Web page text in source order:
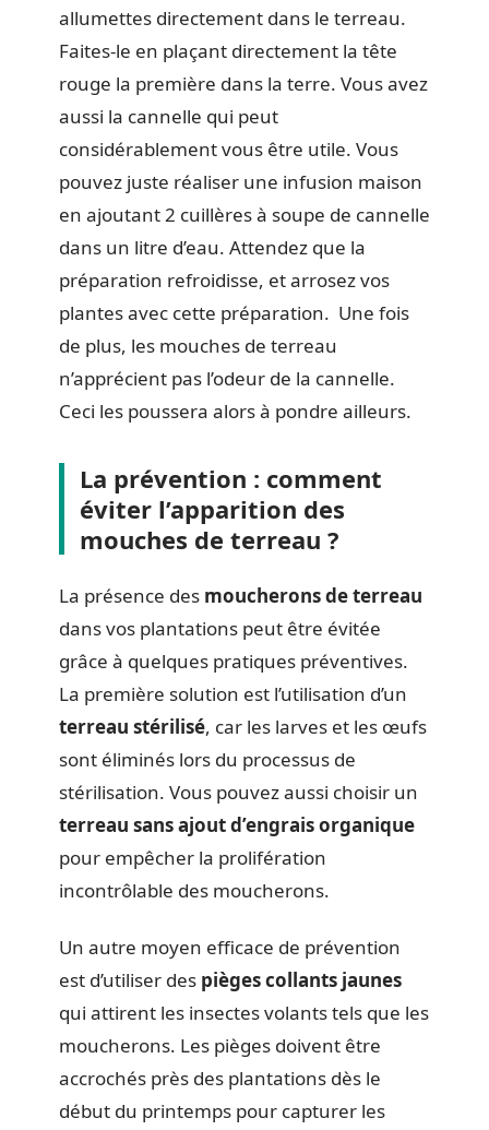
allumettes directement dans le terreau.
Faites-le en plaçant directement la tête
rouge la première dans la terre. Vous avez
aussi la cannelle qui peut
considérablement vous être utile. Vous
pouvez juste réaliser une infusion maison
en ajoutant 2 cuillères à soupe de cannelle
dans un litre d’eau. Attendez que la
préparation refroidisse, et arrosez vos
plantes avec cette préparation. Une fois
de plus, les mouches de terreau
n’apprécient pas l’odeur de la cannelle.
Ceci les poussera alors à pondre ailleurs.
La prévention : comment
éviter l’apparition des
mouches de terreau ?
La présence des moucherons de terreau
dans vos plantations peut être évitée
grâce à quelques pratiques préventives.
La première solution est l’utilisation d’un
terreau stérilisé, car les larves et les œufs
sont éliminés lors du processus de
stérilisation. Vous pouvez aussi choisir un
terreau sans ajout d’engrais organique
pour empêcher la prolifération
incontrôlable des moucherons.
Un autre moyen efficace de prévention
est d’utiliser des pièges collants jaunes
qui attirent les insectes volants tels que les
moucherons. Les pièges doivent être
accrochés près des plantations dès le
début du printemps pour capturer les